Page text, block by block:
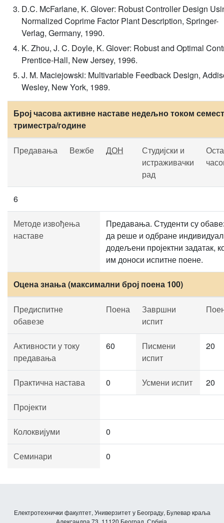
D.C. McFarlane, K. Glover: Robust Controller Design
Normalized Coprime Factor Plant Description, Springer-
Verlag, Germany, 1990.
K. Zhou, J. C. Doyle, K. Glover: Robust and Optimal
Prentice-Hall, New Jersey, 1996.
J. M. Maciejowski: Multivariable Feedback Design,
Wesley, New York, 1989.
Број часова активне наставе недељно током
триместра/године
Предавања Вежбе ДОН
Студијски и
истраживачки
рад
6
Методе извођења
наставе
Предавања. Студенти су
да реше и одбране
додељени пројектни задатак,
им доноси испитне поене.
Оцена знања (максимални број поена 100)
Предиспитне
обавезе
Поена
Завршни
испит
Активности у току
предавања
60
Писмени
испит
20
Практична настава 0 Усмени испит 20
Пројекти
Колоквијуми 0
Семинари 0
Електротехнички факултет, Универзитет у Београду, Булевар краља
Александра 73, 11120 Београд, Србија.